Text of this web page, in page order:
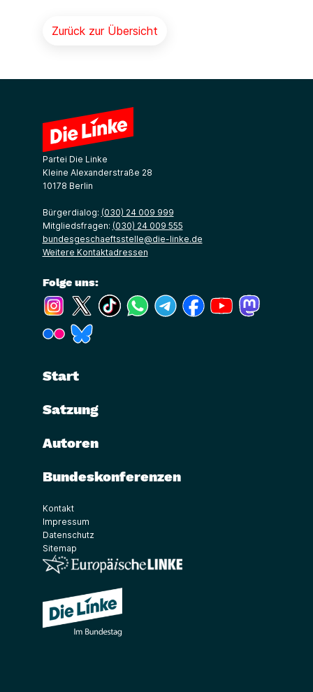
Zurück zur Übersicht
Partei Die Linke
Kleine Alexanderstraße 28
10178 Berlin
Bürgerdialog: (030) 24 009 999
Mitgliedsfragen: (030) 24 009 555
bundesgeschaeftsstelle@die-linke.de
Weitere Kontaktadressen
Folge uns:
(Link öffnet ein neues Fenster)
(Link öffnet ein neues Fenster)
(Link öffnet ein neues Fenster)
(Link öffnet ein neues Fenster)
(Link öffnet ein neues Fenster)
(Link öffnet ein neues
(Link öffnet ein
(Link öffnet ein neues Fenster)
Start
Satzung
Autoren
Bundeskonferenzen
Kontakt
Impressum
Datenschutz
Sitemap
(Link öffnet ein neues Fenster)